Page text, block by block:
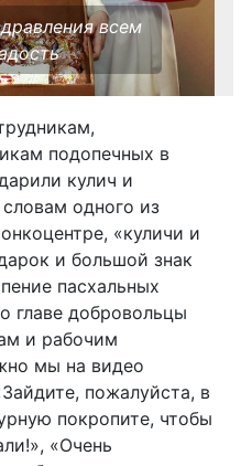
всем
подопечных в
кулич и
одного из
«куличи и
и большой знак
пасхальных
главе добровольцы
и рабочим
мы на видео
пожалуйста, в
покропите, чтобы
«Очень